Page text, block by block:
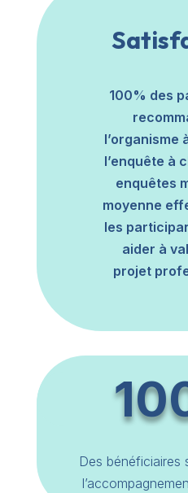
100% des
l’organisme
l’enquête à
enquêtes
moyenne
les
aider à
projet
Des bénéficiaires